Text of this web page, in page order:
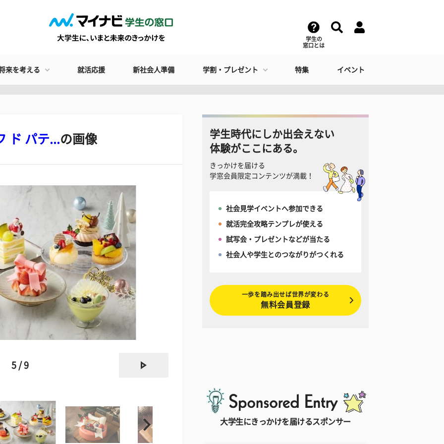
学生の
窓口とは
来を考える 就活応援 新社会人準備 学割・プレゼント 特集 イベント
ド パテ...の画像
5 / 9
学生時代にしか出会えない
体験がここにある。
きっかけを届ける
学窓会員限定コンテンツが満載！
社会見学イベントへ参加できる
就活完全攻略テンプレが使える
試写会・プレゼントなどが当たる
社会人や学生とのつながりがつくれる
一歩を踏み出せば世界が変わる
無料会員登録
大学生にきっかけを届けるスポンサー